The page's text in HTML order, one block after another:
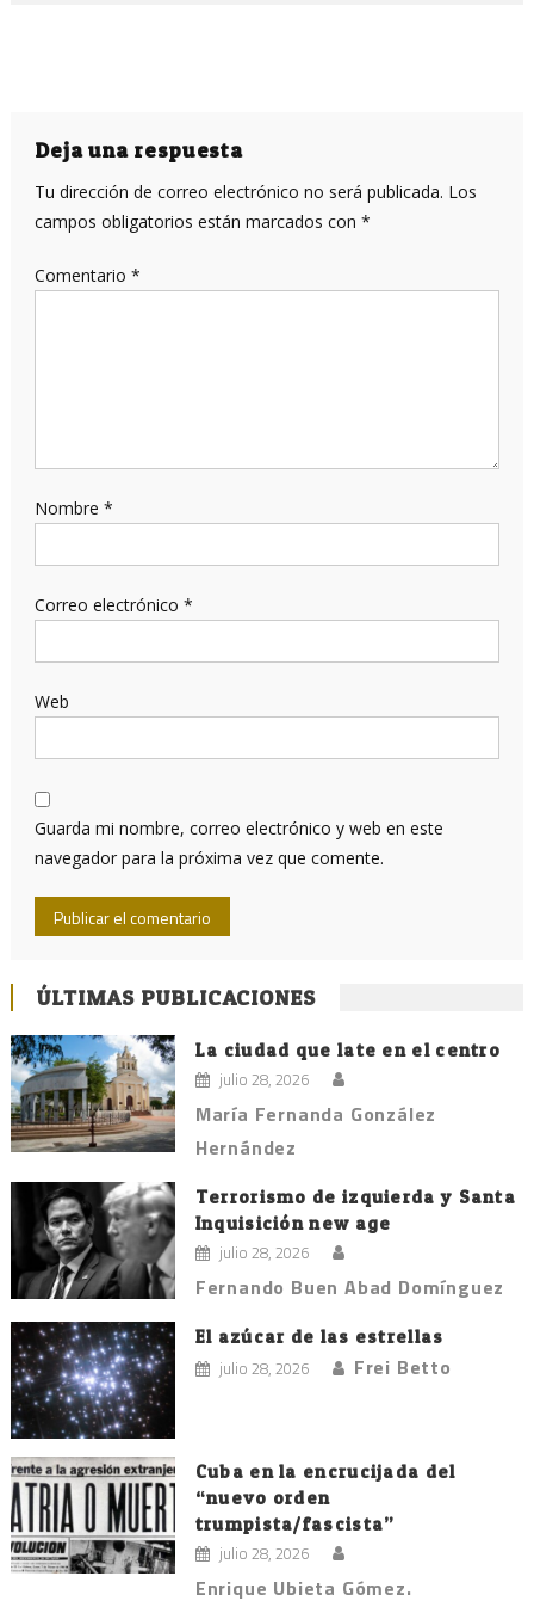
Deja una respuesta
Tu dirección de correo electrónico no será publicada. Los
campos obligatorios están marcados con *
Comentario *
Nombre *
Correo electrónico *
Web
Guarda mi nombre, correo electrónico y web en este
navegador para la próxima vez que comente.
ÚLTIMAS PUBLICACIONES
La ciudad que late en el centro
julio 28, 2026
María Fernanda González
Hernández
Terrorismo de izquierda y Santa
Inquisición new age
julio 28, 2026
Fernando Buen Abad Domínguez
El azúcar de las estrellas
julio 28, 2026 Frei Betto
Cuba en la encrucijada del
“nuevo orden
trumpista/fascista”
julio 28, 2026
Enrique Ubieta Gómez.